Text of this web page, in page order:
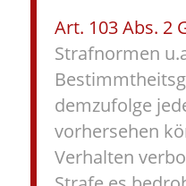
Art. 103 Abs. 2
Strafnormen
demzufolge
vorhersehen
Verhalten